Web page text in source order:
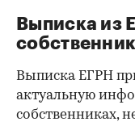
Выписка из
Выписка ЕГРН
актуальную
собственниках,